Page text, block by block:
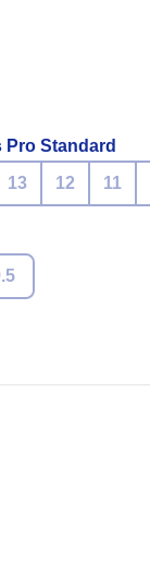
Pro Standard
13 12 11